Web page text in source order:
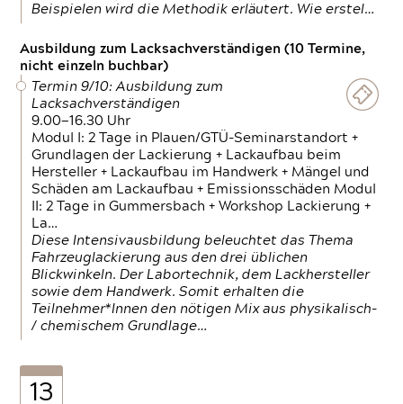
Beispielen wird die Methodik erläutert. Wie erstel…
Ausbildung zum Lacksachverständigen (10 Termine,
nicht einzeln buchbar)
Termin 9/10: Ausbildung zum
Lacksachverständigen
9.00—16.30 Uhr
Modul I: 2 Tage in Plauen/GTÜ-Seminarstandort +
Grundlagen der Lackierung + Lackaufbau beim
Hersteller + Lackaufbau im Handwerk + Mängel und
Schäden am Lackaufbau + Emissionsschäden Modul
II: 2 Tage in Gummersbach + Workshop Lackierung +
La…
Diese Intensivausbildung beleuchtet das Thema
Fahrzeuglackierung aus den drei üblichen
Blickwinkeln. Der Labortechnik, dem Lackhersteller
sowie dem Handwerk. Somit erhalten die
Teilnehmer*Innen den nötigen Mix aus physikalisch-
/ chemischem Grundlage…
13